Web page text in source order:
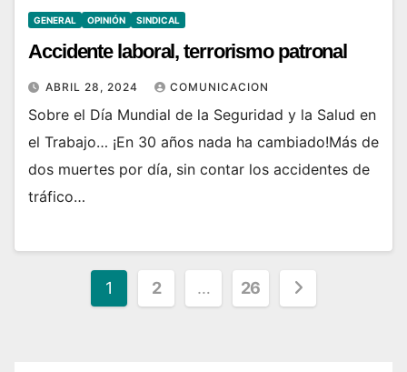
GENERAL OPINIÓN SINDICAL
Accidente laboral, terrorismo patronal
ABRIL 28, 2024 COMUNICACION
Sobre el Día Mundial de la Seguridad y la Salud en
el Trabajo… ¡En 30 años nada ha cambiado!Más de
dos muertes por día, sin contar los accidentes de
tráfico…
Paginación
1 2 … 26